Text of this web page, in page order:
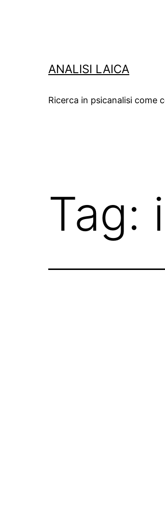
ANALISI LAICA
Ricerca in psicanalisi come
Tag: